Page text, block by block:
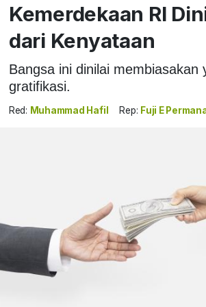
Kemerdekaan RI
dari Kenyataan
Bangsa ini dinilai membiasakan
gratifikasi.
Red: Muhammad Hafil Rep: Fuji E